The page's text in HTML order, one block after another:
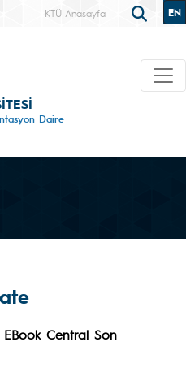
KTÜ Anasayfa EN
Daire
EBook Central Son